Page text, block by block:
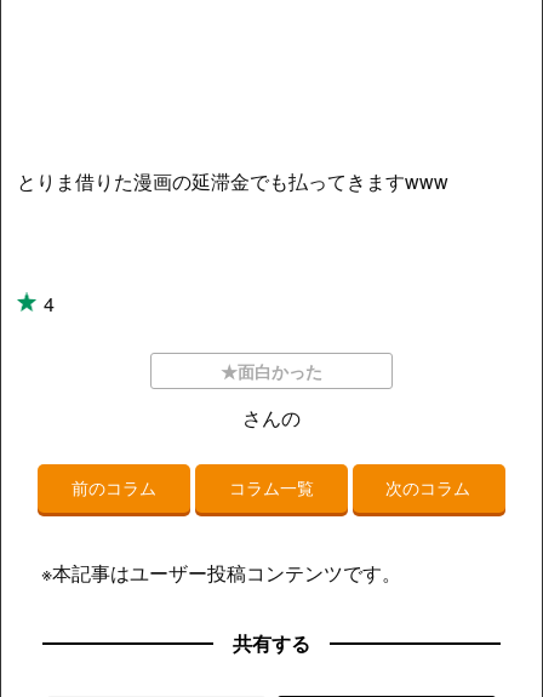
とりま借りた漫画の延滞金でも払ってきますwww
4
★面白かった
さんの
前のコラム コラム一覧 次のコラム
※本記事はユーザー投稿コンテンツです。
共有する